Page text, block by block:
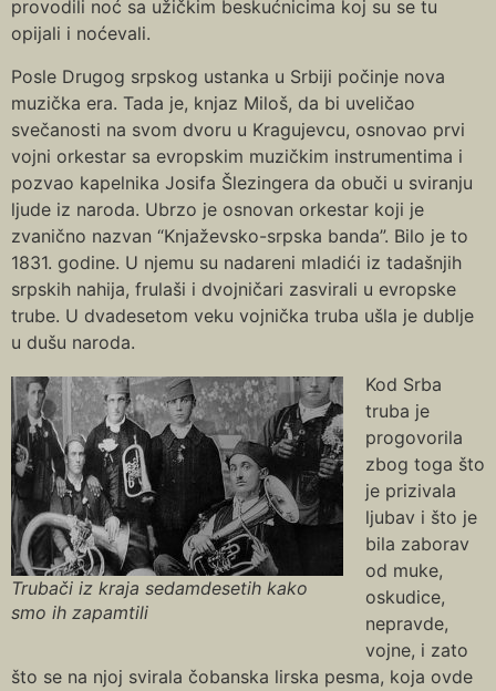
provodili noć sa užičkim beskućnicima koj su se tu
opijali i noćevali.
Posle Drugog srpskog ustanka u Srbiji počinje nova
muzička era. Tada je, knjaz Miloš, da bi uveličao
svečanosti na svom dvoru u Kragujevcu, osnovao prvi
vojni orkestar sa evropskim muzičkim instrumentima i
pozvao kapelnika Josifa Šlezingera da obuči u sviranju
ljude iz naroda. Ubrzo je osnovan orkestar koji je
zvanično nazvan “Knjaževsko-srpska banda”. Bilo je to
1831. godine. U njemu su nadareni mladići iz tadašnjih
srpskih nahija, frulaši i dvojničari zasvirali u evropske
trube. U dvadesetom veku vojnička truba ušla je dublje
u dušu naroda.
Trubači iz kraja sedamdesetih kako
smo ih zapamtili
Kod Srba
truba je
progovorila
zbog toga što
je prizivala
ljubav i što je
bila zaborav
od muke,
oskudice,
nepravde,
vojne, i zato
što se na njoj svirala čobanska lirska pesma, koja ovde